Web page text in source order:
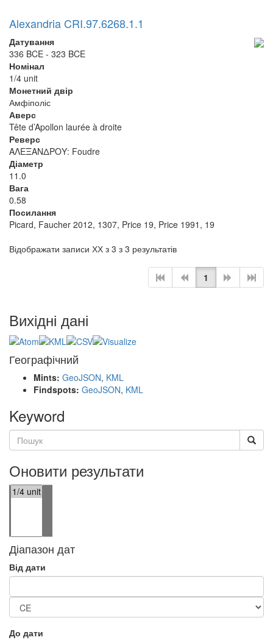
Alexandria CRI.97.6268.1.1
Датування
336 BCE - 323 BCE
Номінал
1/4 unit
Монетний двір
Амфіполіс
Аверс
Tête d’Apollon laurée à droite
Реверс
ΑΛΕΞΑΝΔΡΟΥ: Foudre
Діаметр
11.0
Вага
0.58
Посилання
Picard, Faucher 2012, 1307, Price 19, Price 1991, 19
Відображати записи ХХ з 3 з 3 результатів
1
Вихідні дані
Географічний
Mints: GeoJSON, KML
Findspots: GeoJSON, KML
Keyword
Оновити результати
Діапазон дат
Від дати
До дати